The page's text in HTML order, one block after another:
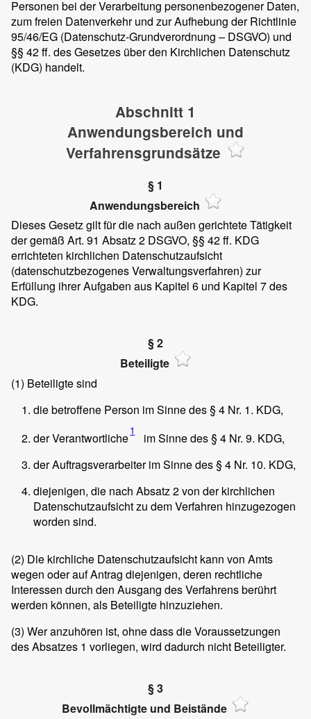
Personen bei der Verarbeitung personenbezogener Daten,
zum freien Datenverkehr und zur Aufhebung der Richtlinie
95/46/EG (Datenschutz-Grundverordnung – DSGVO) und
§§ 42 ff. des Gesetzes über den Kirchlichen Datenschutz
(KDG) handelt.
Abschnitt 1
Anwendungsbereich und
Verfahrensgrundsätze
§ 1
Anwendungsbereich
Dieses Gesetz gilt für die nach außen gerichtete Tätigkeit
der gemäß Art. 91 Absatz 2 DSGVO, §§ 42 ff. KDG
errichteten kirchlichen Datenschutzaufsicht
(datenschutzbezogenes Verwaltungsverfahren) zur
Erfüllung ihrer Aufgaben aus Kapitel 6 und Kapitel 7 des
KDG.
§ 2
Beteiligte
(1) Beteiligte sind
die betroffene Person im Sinne des § 4 Nr. 1. KDG,
der Verantwortliche1
im Sinne des § 4 Nr. 9. KDG,
der Auftragsverarbeiter im Sinne des § 4 Nr. 10. KDG,
diejenigen, die nach Absatz 2 von der kirchlichen
Datenschutzaufsicht zu dem Verfahren hinzugezogen
worden sind.
(2) Die kirchliche Datenschutzaufsicht kann von Amts
wegen oder auf Antrag diejenigen, deren rechtliche
Interessen durch den Ausgang des Verfahrens berührt
werden können, als Beteiligte hinzuziehen.
(3) Wer anzuhören ist, ohne dass die Voraussetzungen
des Absatzes 1 vorliegen, wird dadurch nicht Beteiligter.
§ 3
Bevollmächtigte und Beistände